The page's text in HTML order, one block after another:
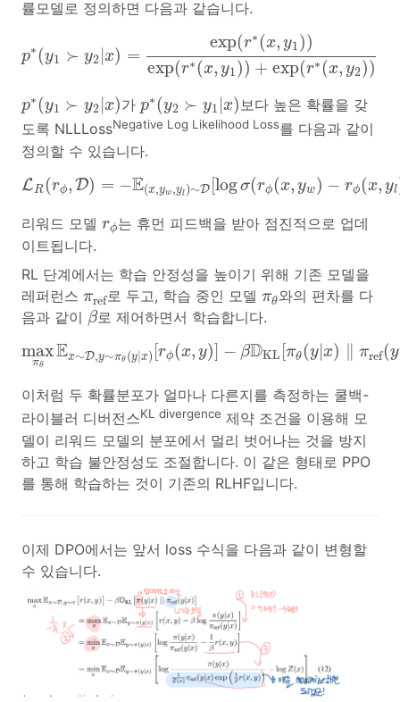
률모델로 정의하면 다음과 같습니다.
p∗ (y1 ≻ y2 |x) =
exp(r∗ (x, y1))
exp(r∗ (x, y1)) + exp(r∗ (x, y2))
x,y1))exp (r ∗(
p∗ (y1 ≻ y2 |x)
p∗( 1 ≻y 2|x)
가 p∗ (y2 ≻ y1 |x)
p∗(y 2 ≻y 1|x )
보다 높은 확률을 갖
도록 NLLLossNegative Log Likelihood Loss를 다음과 같이
정의할 수 있습니다.
L R (rϕ, D) = −E(x,yw ,yl )∼D [logσ(rϕ (x, yw) − rϕ (x, yl
LR (r D)= x, D log r y ϕ
리워드 모델 rϕ
rϕ는 휴먼 피드백을 받아 점진적으로 업데
이트됩니다.
RL 단계에서는 학습 안정성을 높이기 위해 기존 모델을
레퍼런스 πref
π ref
로 두고, 학습 중인 모델 πθ
πθ와의 편차를 다
음과 같이 β
β로 제어하면서 학습합니다.
max
πθ
Ex∼D,y∼πθ (y|x) [rϕ (x, y)] − βDKL [πθ (y|x) ∥ πref(y
maxπ π (y x)[ (x,y −β DKL[ π θ( |x
이처럼 두 확률분포가 얼마나 다른지를 측정하는 쿨백-
라이블러 디버전스KL divergence 제약 조건을 이용해 모
델이 리워드 모델의 분포에서 멀리 벗어나는 것을 방지
하고 학습 불안정성도 조절합니다. 이 같은 형태로 PPO
를 통해 학습하는 것이 기존의 RLHF입니다.
이제 DPO에서는 앞서 loss 수식을 다음과 같이 변형할
수 있습니다.